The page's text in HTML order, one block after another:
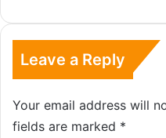
Leave a Reply
Your email address will
fields are marked *